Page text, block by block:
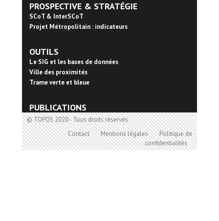
PROSPECTIVE & STRATÉGIE
SCoT & InterSCoT
Projet Métropolitain : indicateurs
OUTILS
Le SIG et les bases de données
Ville des proximités
Trame verte et bleue
PUBLICATIONS
© TOPOS 2020 - Tous droits réservés
Contact
Mentions légales
Politique de
confidentialités